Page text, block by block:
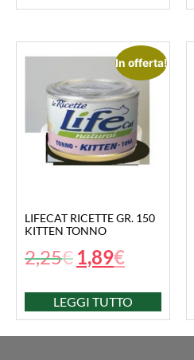
In offerta!
LIFECAT RICETTE GR. 150
KITTEN TONNO
2,25€ 1,89€
LEGGI TUTTO